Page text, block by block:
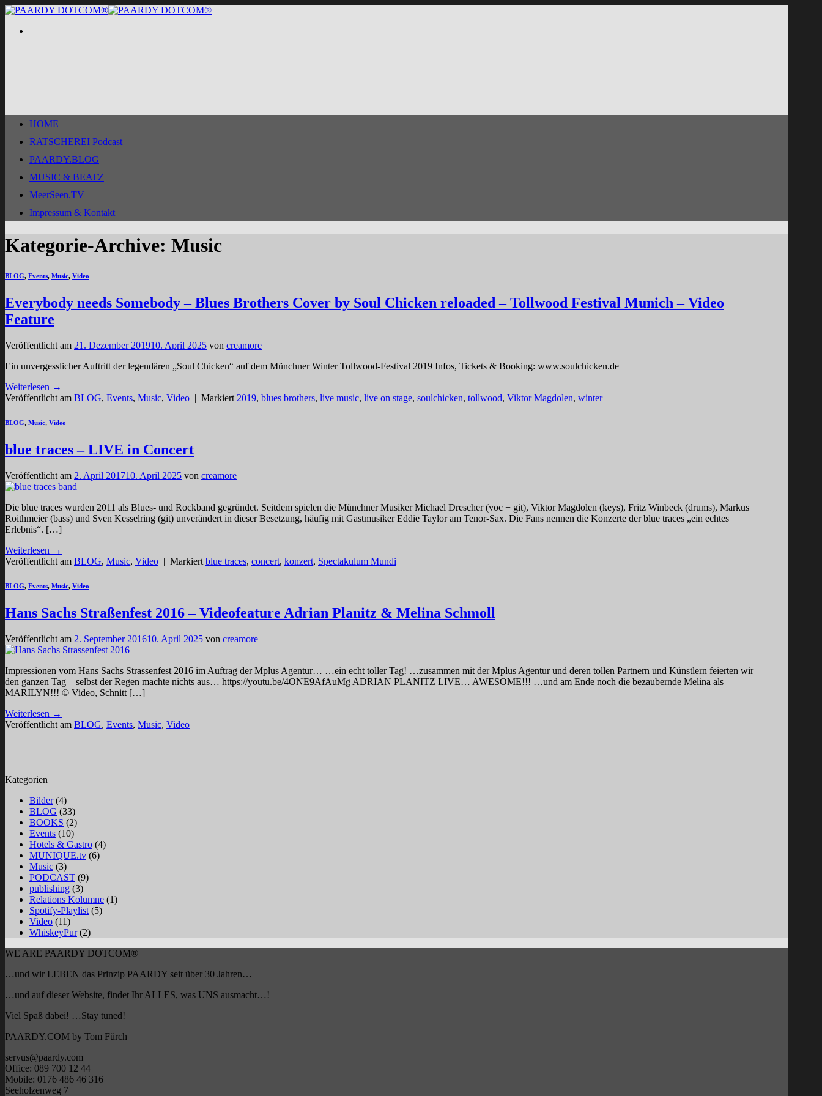
Zum
springen
HOME
RATSCHEREI Podcast
PAARDY.BLOG
MUSIC & BEATZ
MeerSeen.TV
Impressum & Kontakt
Kategorie-Archive: Music
BLOG, Events, Music, Video
Everybody needs Somebody – Blues Brothers Cover by Soul Chicken reloaded – Tollwood Festival Munich – Video
Feature
Veröffentlicht am 21. Dezember 201910. April 2025 von creamore
Ein unvergesslicher Auftritt der legendären „Soul Chicken“ auf dem Münchner Winter Tollwood-Festival 2019 Infos, Tickets & Booking: www.soulchicken.de
Weiterlesen →
Veröffentlicht am BLOG, Events, Music, Video | Markiert 2019, blues brothers, live music, live on stage, soulchicken, tollwood, Viktor Magdolen, winter
BLOG, Music, Video
blue traces – LIVE in Concert
Veröffentlicht am 2. April 201710. April 2025 von creamore
Die blue traces wurden 2011 als Blues- und Rockband gegründet. Seitdem spielen die Münchner Musiker Michael Drescher (voc + git), Viktor Magdolen (keys), Fritz Winbeck (drums), Markus
Roithmeier (bass) und Sven Kesselring (git) unverändert in dieser Besetzung, häufig mit Gastmusiker Eddie Taylor am Tenor-Sax. Die Fans nennen die Konzerte der blue traces „ein echtes
Erlebnis“. […]
Weiterlesen →
Veröffentlicht am BLOG, Music, Video | Markiert blue traces, concert, konzert, Spectakulum Mundi
BLOG, Events, Music, Video
Hans Sachs Straßenfest 2016 – Videofeature Adrian Planitz & Melina Schmoll
Veröffentlicht am 2. September 201610. April 2025 von creamore
Impressionen vom Hans Sachs Strassenfest 2016 im Auftrag der Mplus Agentur… …ein echt toller Tag! …zusammen mit der Mplus Agentur und deren tollen Partnern und Künstlern feierten wir
den ganzen Tag – selbst der Regen machte nichts aus… https://youtu.be/4ONE9AfAuMg ADRIAN PLANITZ LIVE… AWESOME!!! …und am Ende noch die bezaubernde Melina als
MARILYN!!! © Video, Schnitt […]
Weiterlesen →
Veröffentlicht am BLOG, Events, Music, Video
Kategorien
Bilder(4)
BLOG (33)
BOOKS (2)
Events (10)
Hotels & Gastro (4)
MUNIQUE.tv (6)
Music (3)
PODCAST (9)
publishing (3)
Relations Kolumne (1)
Spotify-Playlist (5)
Video (11)
WhiskeyPur(2)
WE ARE PAARDY DOTCOM®
…und wir LEBEN das Prinzip PAARDY seit über 30 Jahren…
…und auf dieser Website, findet Ihr ALLES, was UNS ausmacht…!
Viel Spaß dabei! …Stay tuned!
PAARDY.COM by Tom Fürch
servus@paardy.com
Office: 089 700 12 44
Mobile: 0176 486 46 316
Seeholzenweg 7